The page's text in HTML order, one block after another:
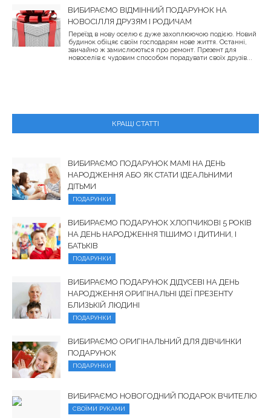
ВИБИРАЄМО ВІДМІННИЙ ПОДАРУНОК НА
НОВОСІЛЛЯ ДРУЗЯМ І РОДИЧАМ
Переїзд в нову оселю є дуже захоплюючою подією. Новий
будинок обіцяє своїм господарям нове життя. Останні,
звичайно ж замислюються про ремонт. Презент для
новоселів є чудовим способом порадувати своїх друзів...
КРАЩІ СТАТТІ
ВИБИРАЄМО ПОДАРУНОК МАМІ НА ДЕНЬ
НАРОДЖЕННЯ АБО ЯК СТАТИ ІДЕАЛЬНИМИ
ДІТЬМИ
ПОДАРУНКИ
ВИБИРАЄМО ПОДАРУНОК ХЛОПЧИКОВІ 5 РОКІВ
НА ДЕНЬ НАРОДЖЕННЯ ТІШИМО І ДИТИНИ, І
БАТЬКІВ
ПОДАРУНКИ
ВИБИРАЄМО ПОДАРУНОК ДІДУСЕВІ НА ДЕНЬ
НАРОДЖЕННЯ ОРИГІНАЛЬНІ ІДЕЇ ПРЕЗЕНТУ
БЛИЗЬКІЙ ЛЮДИНІ
ПОДАРУНКИ
ВИБИРАЄМО ОРИГІНАЛЬНИЙ ДЛЯ ДІВЧИНКИ
ПОДАРУНОК
ПОДАРУНКИ
ВИБИРАЄМО НОВОГОДНИЙ ПОДАРОК ВЧИТЕЛЮ
СВОЇМИ РУКАМИ